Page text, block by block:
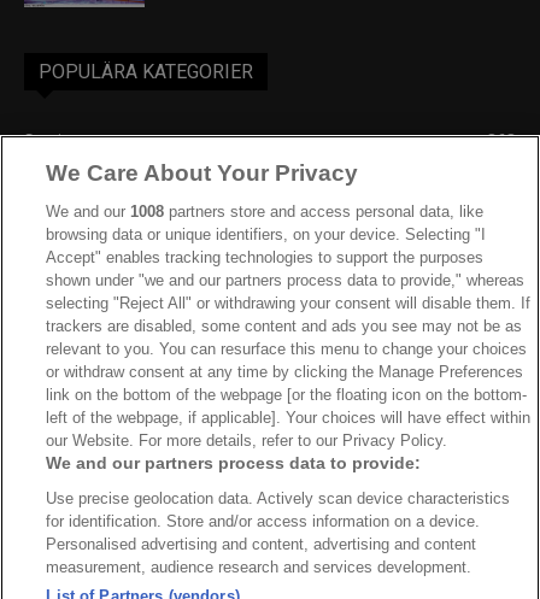
POPULÄRA KATEGORIER
Sverige
863
Ishockey-VM
IIHF
JVM
Kanada
206
Dam VM
187
Finland
181
Video
179
Ishockey-OS
175
Om oss Redaktionen Kontakta oss Cookies Integritetspolicy
© 2026 VMishockey.se | Alla rättigheter är reserverade.
We Care About Your Privacy
We and our1008 partners store and access personal data, like
browsing data or unique identifiers, on your device. Selecting "I
Accept" enables tracking technologies to support the purposes
shown under "we and our partners process data to provide," whereas
selecting "Reject All" or withdrawing your consent will disable them. If
trackers are disabled, some content and ads you see may not be as
relevant to you. You can resurface this menu to change your choices
or withdraw consent at any time by clicking the Manage Preferences
link on the bottom of the webpage [or the floating icon on the bottom-
left of the webpage, if applicable]. Your choices will have effect within
our Website. For more details, refer to our Privacy Policy.
We and our partners process data to provide:
Use precise geolocation data. Actively scan device characteristics
for identification. Store and/or access information on a device.
Personalised advertising and content, advertising and content
measurement, audience research and services development.